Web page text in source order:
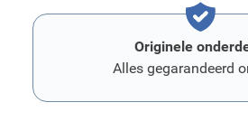
Originele
Alles gegarandeerd